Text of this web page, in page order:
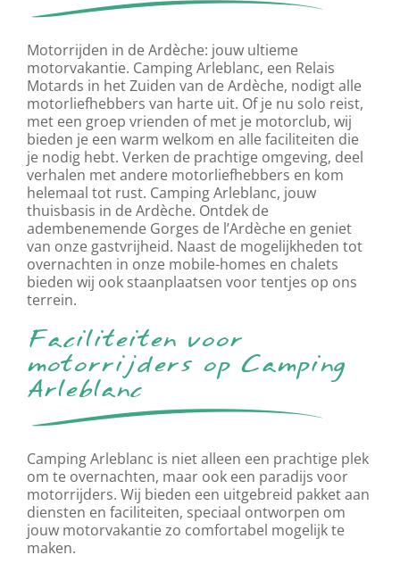
Motorrijden in de Ardèche: jouw ultieme
motorvakantie. Camping Arleblanc, een Relais
Motards in het Zuiden van de Ardèche, nodigt alle
motorliefhebbers van harte uit. Of je nu solo reist,
met een groep vrienden of met je motorclub, wij
bieden je een warm welkom en alle faciliteiten die
je nodig hebt. Verken de prachtige omgeving, deel
verhalen met andere motorliefhebbers en kom
helemaal tot rust. Camping Arleblanc, jouw
thuisbasis in de Ardèche. Ontdek de
adembenemende Gorges de l’Ardèche en geniet
van onze gastvrijheid. Naast de mogelijkheden tot
overnachten in onze mobile-homes en chalets
bieden wij ook staanplaatsen voor tentjes op ons
terrein.
Faciliteiten voor
motorrijders op Camping
Arleblanc
Camping Arleblanc is niet alleen een prachtige plek
om te overnachten, maar ook een paradijs voor
motorrijders. Wij bieden een uitgebreid pakket aan
diensten en faciliteiten, speciaal ontworpen om
jouw motorvakantie zo comfortabel mogelijk te
maken.